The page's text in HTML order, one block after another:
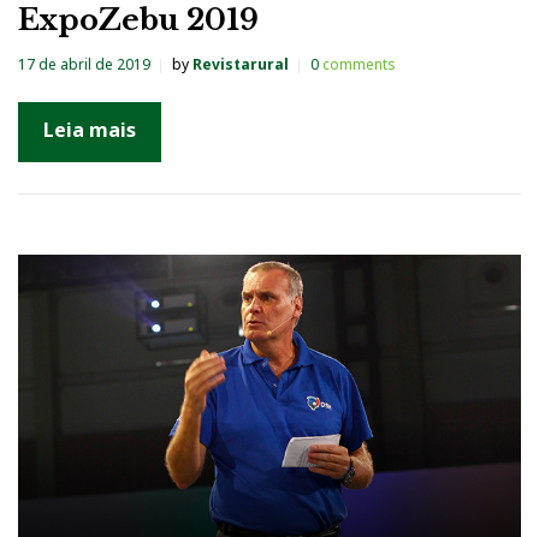
ExpoZebu 2019
17 de abril de 2019 by Revistarural 0comments
Leia mais